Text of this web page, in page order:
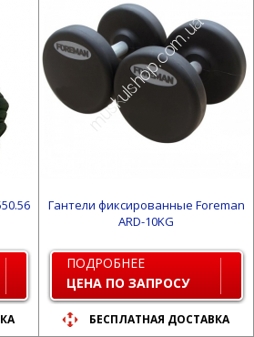
Гантели фиксированные Foreman
ARD-10KG
ПОДРОБНЕЕ
ЦЕНА ПО ЗАПРОСУ
БЕСПЛАТНАЯ ДОСТАВКА